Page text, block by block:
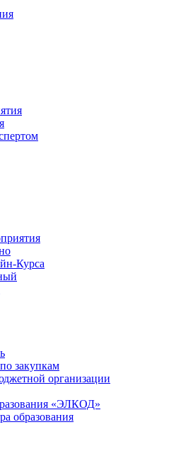
Курса
закупкам
организации
«ЭЛКОД»
образования